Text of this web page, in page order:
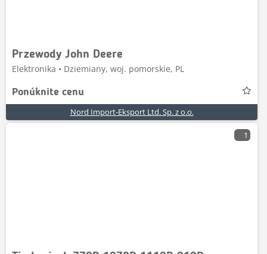
Przewody John Deere
Elektronika • Dziemiany, woj. pomorskie, PL
Ponúknite cenu
Nord Import-Eksport Ltd. Sp. z o.o.
1